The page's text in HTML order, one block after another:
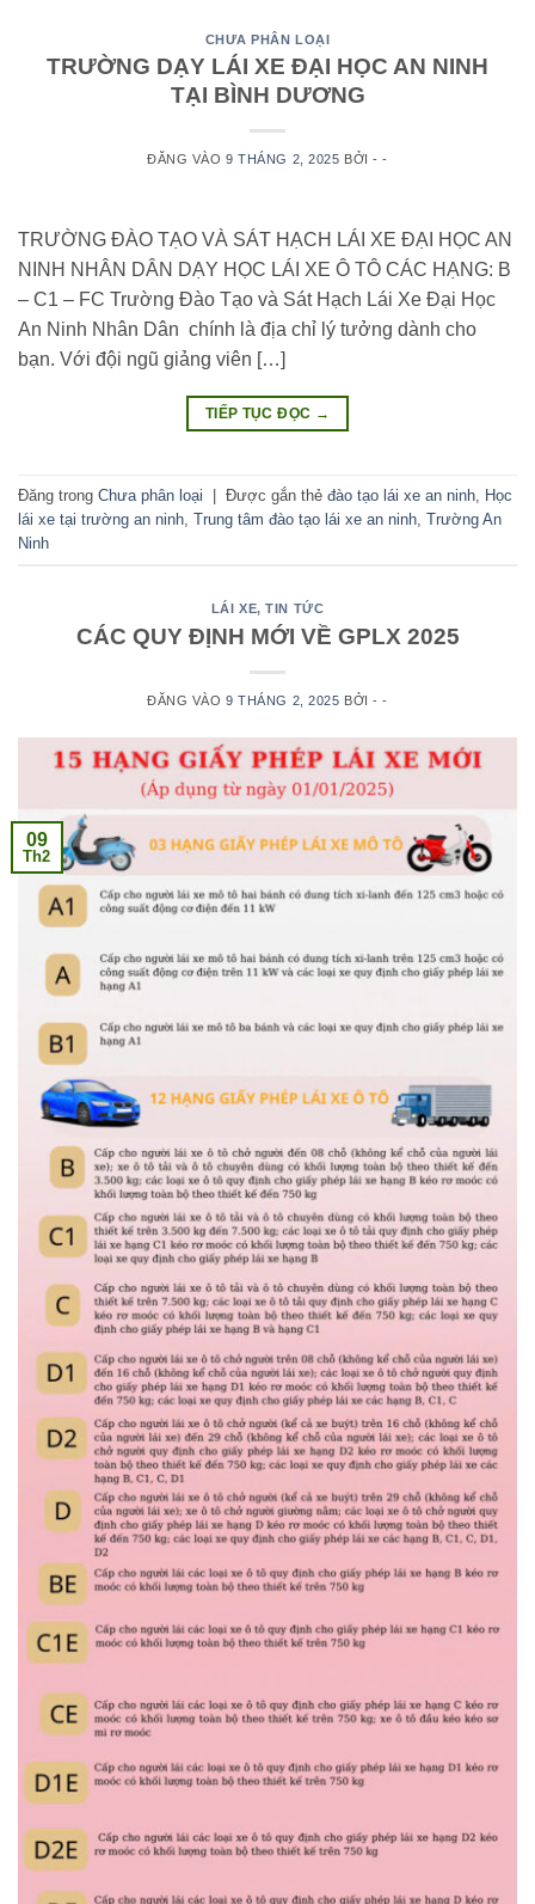
CHƯA PHÂN LOẠI
TRƯỜNG DẠY LÁI XE ĐẠI HỌC AN NINH
TẠI BÌNH DƯƠNG
ĐĂNG VÀO9 THÁNG 2, 2025 BỞI- -
TRƯỜNG ĐÀO TẠO VÀ SÁT HẠCH LÁI XE ĐẠI HỌC AN
NINH NHÂN DÂN DẠY HỌC LÁI XE Ô TÔ CÁC HẠNG: B
– C1 – FC Trường Đào Tạo và Sát Hạch Lái Xe Đại Học
An Ninh Nhân Dân chính là địa chỉ lý tưởng dành cho
bạn. Với đội ngũ giảng viên […]
TIẾP TỤC ĐỌC →
Đăng trong Chưa phân loại | Được gắn thẻ đào tạo lái xe an ninh Học
lái xe tại trường an ninh Trung tâm đào tạo lái xe an ninh Trường An
Ninh
LÁI XE,TIN TỨC
CÁC QUY ĐỊNH MỚI VỀ GPLX 2025
ĐĂNG VÀO9 THÁNG 2, 2025 BỞI- -
09
Th2